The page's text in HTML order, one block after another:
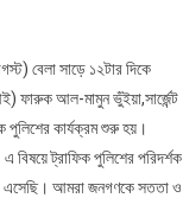
বেলা সাড়ে ১২টার দিকে
ফারুক আল-মামুন ভুঁইয়া,সার্জেন্ট
পুলিশের কার্যক্রম শুরু হয়।
বিষয়ে ট্রাফিক পুলিশের পরিদর্শক
এসেছি। আমরা জনগণকে সততা ও